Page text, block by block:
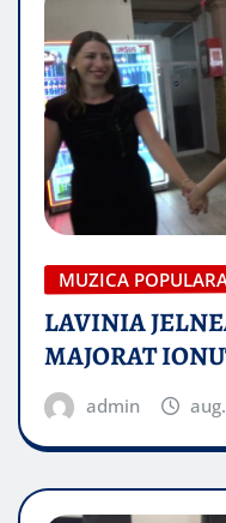
MUZICA
LAVINIA
MAJORAT
admin